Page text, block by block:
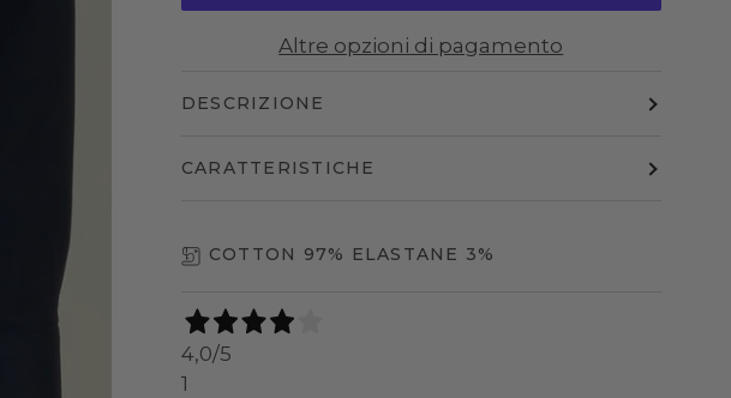
Altre opzioni di pagamento
DESCRIZIONE
CARATTERISTICHE
COTTON 97% ELASTANE 3%
4,0/5
1